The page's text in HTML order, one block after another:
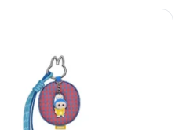
Links